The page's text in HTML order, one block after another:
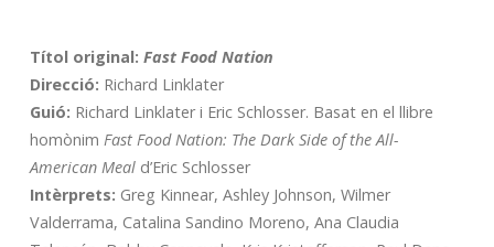
Títol original: Fast Food Nation
Direcció: Richard Linklater
Guió: Richard Linklater i Eric Schlosser. Basat en el llibre
homònim Fast Food Nation: The Dark Side of the All-
American Meald’Eric Schlosser
Intèrprets: Greg Kinnear, Ashley Johnson, Wilmer
Valderrama, Catalina Sandino Moreno, Ana Claudia